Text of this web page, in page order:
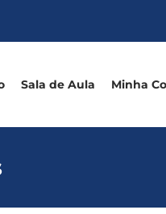
Sala de Aula Minha